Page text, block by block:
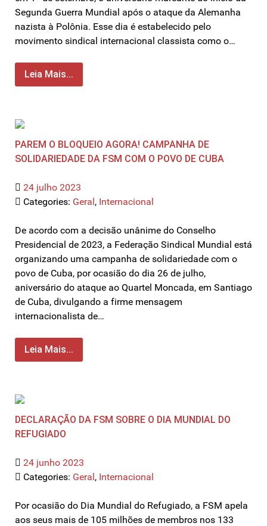
Segunda Guerra Mundial após o ataque da Alemanha
nazista à Polônia. Esse dia é estabelecido pelo
movimento sindical internacional classista como o…
Leia Mais...
PAREM O BLOQUEIO AGORA! CAMPANHA DE
SOLIDARIEDADE DA FSM COM O POVO DE CUBA
24 julho 2023
Categories: Geral, Internacional
De acordo com a decisão unânime do Conselho
Presidencial de 2023, a Federação Sindical Mundial está
organizando uma campanha de solidariedade com o
povo de Cuba, por ocasião do dia 26 de julho,
aniversário do ataque ao Quartel Moncada, em Santiago
de Cuba, divulgando a firme mensagem
internacionalista de…
Leia Mais...
DECLARAÇÃO DA FSM SOBRE O DIA MUNDIAL DO
REFUGIADO
24 junho 2023
Categories: Geral, Internacional
Por ocasião do Dia Mundial do Refugiado, a FSM apela
aos seus mais de 105 milhões de membros nos 133